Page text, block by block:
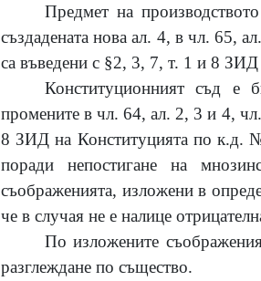
Предмет на
създадената нова ал. 4, в чл. 65,
са въведени с §2, 3, 7, т. 1 и 8 ЗИД
Конституционният съд е
промените в чл. 64, ал. 2, 3 и 4,
8 ЗИД на Конституцията по к.д.
поради непостигане на
съображенията, изложени в
че в случая не е налице
По изложените
разглеждане по същество.